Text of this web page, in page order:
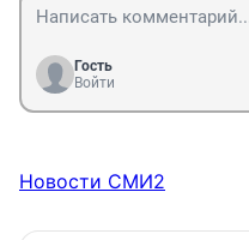
Гость
Войти
Новости СМИ2